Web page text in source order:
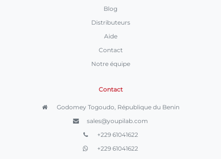
Blog
Distributeurs
Aide
Contact
Notre équipe
Contact
Godomey Togoudo, République du Benin
sales@youpilab.com
+229 61041622
+229 61041622